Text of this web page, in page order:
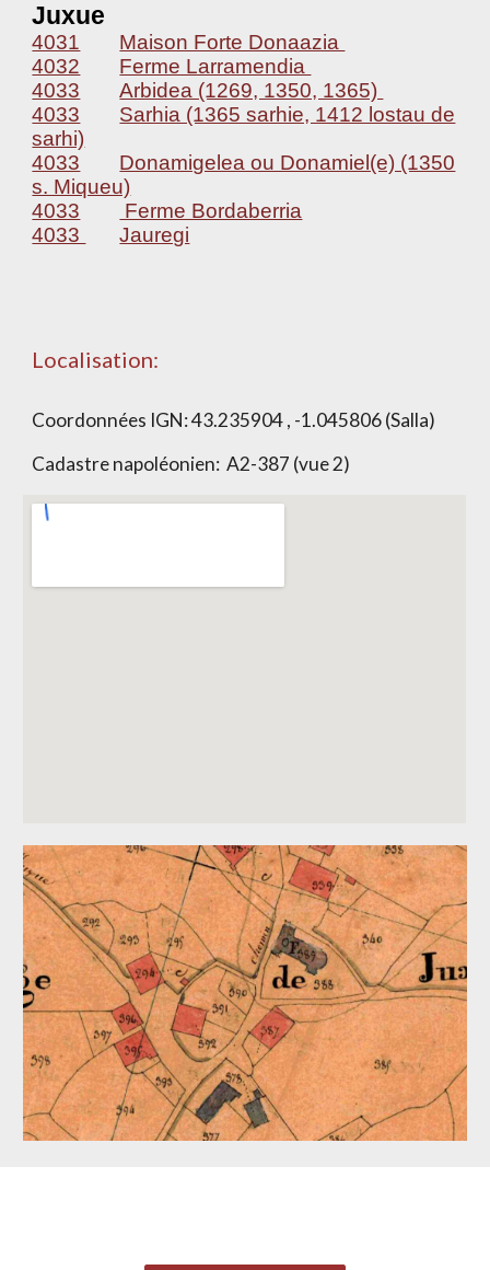
Juxue
4031
Maison Forte Donaazia
4032
Ferme Larramendia
4033
Arbidea (1269, 1350, 1365)
4033
Sarhia (1365 sarhie, 1412 lostau de
sarhi)
4033
Donamigelea ou Donamiel(e) (1350
s. Miqueu)
4033
Ferme Bordaberria
4033
Jauregi
Localisation:
Coordonnées IGN:43.235904 , -1.045806 (Salla)
Cadastre napoléonien:A2-387 (vue 2)